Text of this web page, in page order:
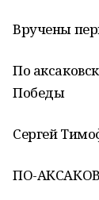
Вручены
По
Победы
Сергей
ПО-